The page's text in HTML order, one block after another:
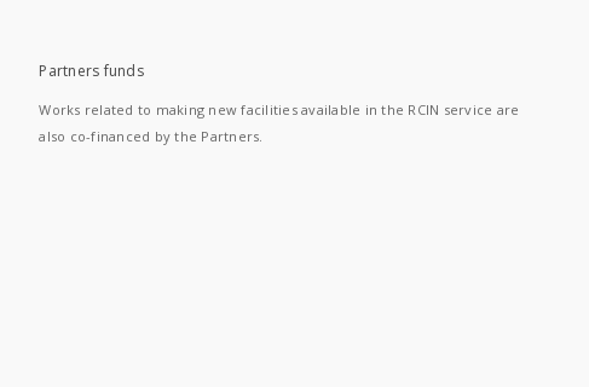
Partners funds
Works related to making new facilities available in the RCIN service are
also co-financed by the Partners.